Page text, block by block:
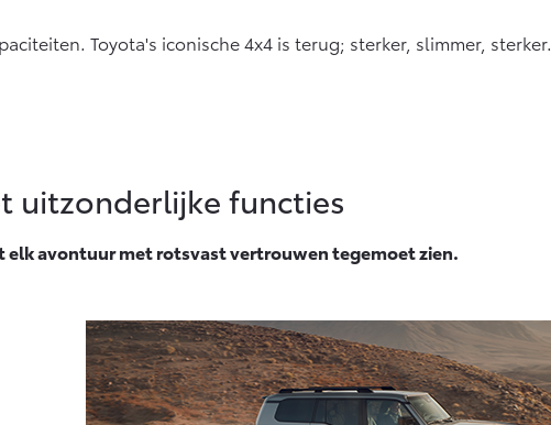
Land Cruiser (excl.
Toyota's iconische 4x4 is terug; sterker, slimmer, sterker.
uitzonderlijke functies
elk avontuur met rotsvast vertrouwen tegemoet zien.